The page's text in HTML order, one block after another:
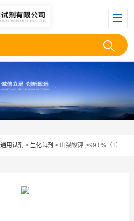
通用试剂 > 生化试剂 > 山梨酸钾 ,>99.0%（T）